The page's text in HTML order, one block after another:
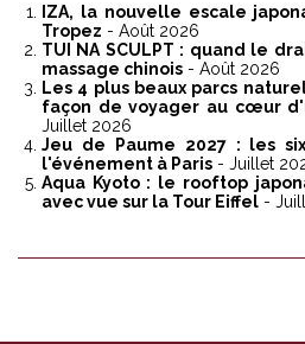
IZA, la nouvelle escale
Tropez - Août 2026
TUI NA SCULPT : quand le
massage chinois - Août 2026
Les 4 plus beaux parcs
façon de voyager au cœur
Juillet 2026
Jeu de Paume 2027 : les
l'événement à Paris - Juillet
Aqua Kyoto : le rooftop
avec vue sur la Tour Eiffel -